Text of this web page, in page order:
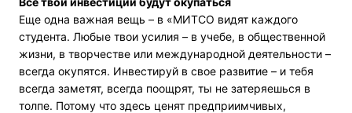
Еще одна важная вещь – в «МИТСО видят каждого
студента. Любые твои усилия – в учебе, в общественной
жизни, в творчестве или международной деятельности –
всегда окупятся. Инвестируй в свое развитие – и тебя
всегда заметят, всегда поощрят, ты не затеряешься в
толпе. Потому что здесь ценят предприимчивых,